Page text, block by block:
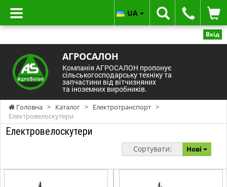
Вхід
АГРОСАЛОН
Компанія АГРОСАЛОН пропонує
сільськогосподарську техніку та
запчастини від вітчизняних
та іноземних виробників.
UA
Головна > Каталог > Електротранспорт >
Електровелоскутери
Електровелоскутери
Сортувати: Нові